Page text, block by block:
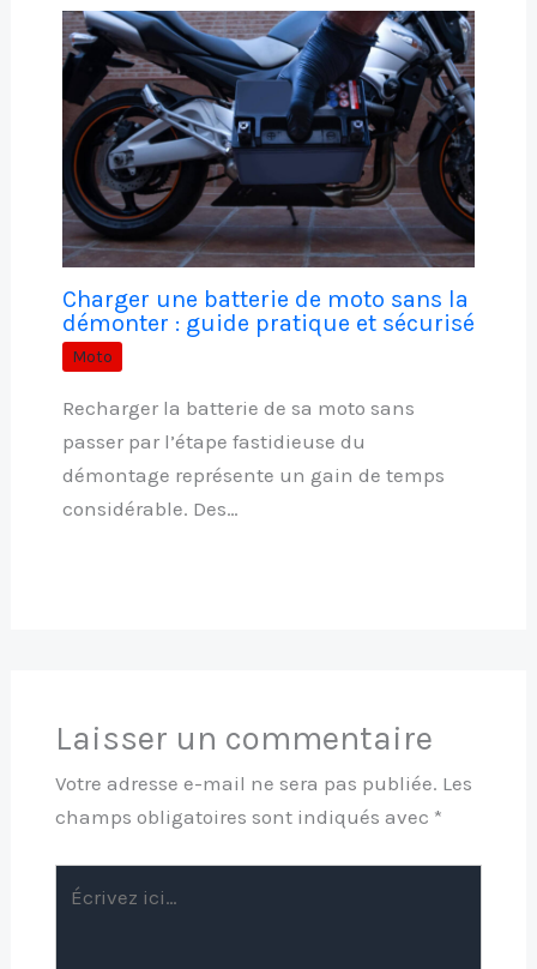
Charger une batterie de moto sans la
démonter : guide pratique et sécurisé
Moto
Recharger la batterie de sa moto sans
passer par l’étape fastidieuse du
démontage représente un gain de temps
considérable. Des…
Laisser un commentaire
Votre adresse e-mail ne sera pas publiée. Les
champs obligatoires sont indiqués avec *